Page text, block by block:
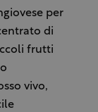
per
di
frutti
vivo,